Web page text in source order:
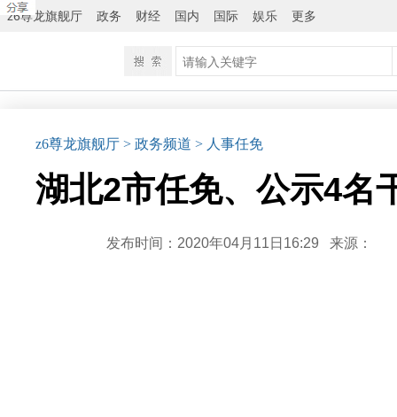
z6尊龙旗舰厅 政务 财经 国内 国际 娱乐 更多
z6尊龙旗舰厅 > 政务频道 > 人事任免
湖北2市任免、公示4名
发布时间：2020年04月11日16:29 来源：